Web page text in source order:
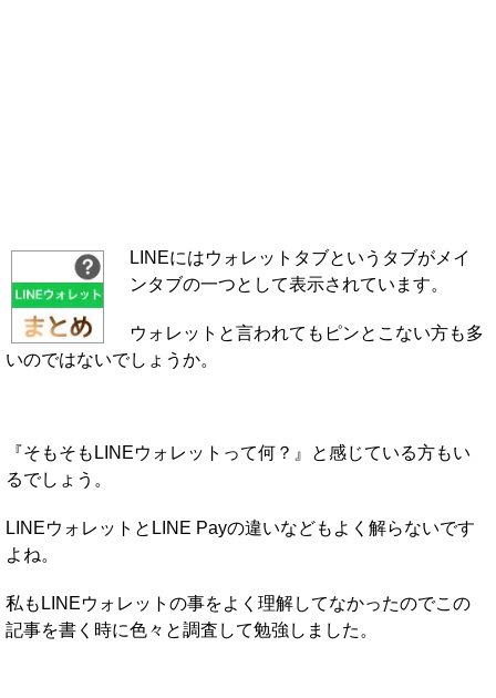
LINEにはウォレットタブというタブがメイ
ンタブの一つとして表示されています。
ウォレットと言われてもピンとこない方も多
いのではないでしょうか。
『そもそもLINEウォレットって何？』と感じている方もい
るでしょう。
LINEウォレットとLINE Payの違いなどもよく解らないです
よね。
私もLINEウォレットの事をよく理解してなかったのでこの
記事を書く時に色々と調査して勉強しました。